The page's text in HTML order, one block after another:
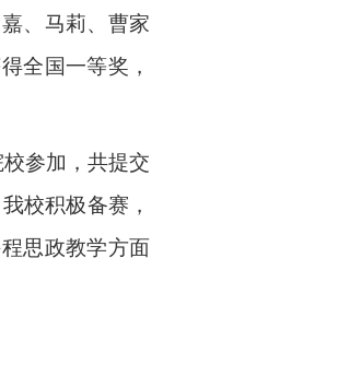
、马莉、曹家
全国一等奖，
参加，共提交
校积极备赛，
思政教学方面